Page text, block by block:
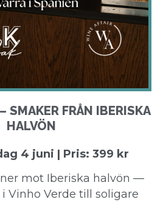
SMAKER FRÅN IBERISKA
HALVÖN
4 juni | Pris: 399 kr
mot Iberiska halvön —
Vinho Verde till soligare